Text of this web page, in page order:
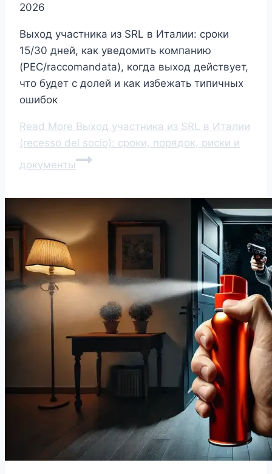
2026
Выход участника из SRL в Италии: сроки
15/30 дней, как уведомить компанию
(PEC/raccomandata), когда выход действует,
что будет с долей и как избежать типичных
ошибок
Read More Выход участника из SRL в Италии
(recesso del socio): сроки, порядок, риски и
документы